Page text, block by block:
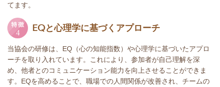
てます。
EQと心理学に基づくアプローチ
当協会の研修は、EQ（心の知能指数）や心理学に基づいたアプロ
ーチを取り入れています。これにより、参加者が自己理解を深
め、他者とのコミュニケーション能力を向上させることができま
す。EQを高めることで、職場での人間関係が改善され、チームの